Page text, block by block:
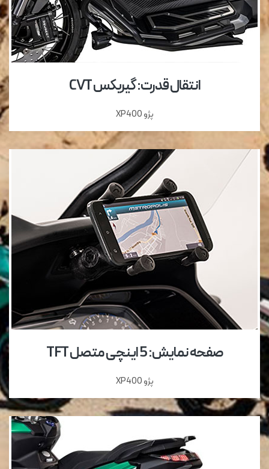
انتقال قدرت: گیربکس CVT
پژو XP400
صفحه نمایش: 5 اینچی متصل TFT
پژو XP400